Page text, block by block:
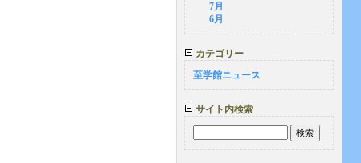
7月
6月
カテゴリー
至学館ニュース
サイト内検索